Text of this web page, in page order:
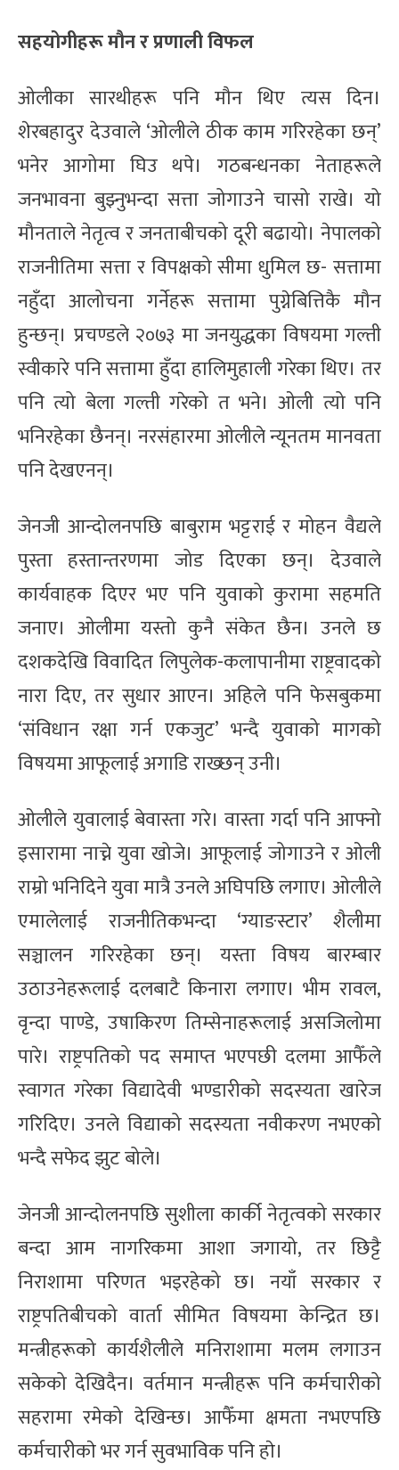
सहयोगीहरू मौन र प्रणाली विफल
ओलीका सारथीहरू पनि मौन थिए त्यस दिन।
शेरबहादुर देउवाले ‘ओलीले ठीक काम गरिरहेका छन्’
भनेर आगोमा घिउ थपे। गठबन्धनका नेताहरूले
जनभावना बुझ्नुभन्दा सत्ता जोगाउने चासो राखे। यो
मौनताले नेतृत्व र जनताबीचको दूरी बढायो। नेपालको
राजनीतिमा सत्ता र विपक्षको सीमा धुमिल छ- सत्तामा
नहुँदा आलोचना गर्नेहरू सत्तामा पुग्नेबित्तिकै मौन
हुन्छन्। प्रचण्डले २०७३ मा जनयुद्धका विषयमा गल्ती
स्वीकारे पनि सत्तामा हुँदा हालिमुहाली गरेका थिए। तर
पनि त्यो बेला गल्ती गरेको त भने। ओली त्यो पनि
भनिरहेका छैनन्। नरसंहारमा ओलीले न्यूनतम मानवता
पनि देखएनन्।
जेनजी आन्दोलनपछि बाबुराम भट्टराई र मोहन वैद्यले
पुस्ता हस्तान्तरणमा जोड दिएका छन्। देउवाले
कार्यवाहक दिएर भए पनि युवाको कुरामा सहमति
जनाए। ओलीमा यस्तो कुनै संकेत छैन। उनले छ
दशकदेखि विवादित लिपुलेक-कलापानीमा राष्ट्रवादको
नारा दिए, तर सुधार आएन। अहिले पनि फेसबुकमा
‘संविधान रक्षा गर्न एकजुट’ भन्दै युवाको मागको
विषयमा आफूलाई अगाडि राख्छन् उनी।
ओलीले युवालाई बेवास्ता गरे। वास्ता गर्दा पनि आफ्नो
इसारामा नाच्ने युवा खोजे। आफूलाई जोगाउने र ओली
राम्रो भनिदिने युवा मात्रै उनले अघिपछि लगाए। ओलीले
एमालेलाई राजनीतिकभन्दा ‘ग्याङस्टार’ शैलीमा
सञ्चालन गरिरहेका छन्। यस्ता विषय बारम्बार
उठाउनेहरूलाई दलबाटै किनारा लगाए। भीम रावल,
वृन्दा पाण्डे, उषाकिरण तिम्सेनाहरूलाई असजिलोमा
पारे। राष्ट्रपतिको पद समाप्त भएपछी दलमा आफैँले
स्वागत गरेका विद्यादेवी भण्डारीको सदस्यता खारेज
गरिदिए। उनले विद्याको सदस्यता नवीकरण नभएको
भन्दै सफेद झुट बोले।
जेनजी आन्दोलनपछि सुशीला कार्की नेतृत्वको सरकार
बन्दा आम नागरिकमा आशा जगायो, तर छिट्टै
निराशामा परिणत भइरहेको छ। नयाँ सरकार र
राष्ट्रपतिबीचको वार्ता सीमित विषयमा केन्द्रित छ।
मन्त्रीहरूको कार्यशैलीले मनिराशामा मलम लगाउन
सकेको देखिदैन। वर्तमान मन्त्रीहरू पनि कर्मचारीको
सहरामा रमेको देखिन्छ। आफैँमा क्षमता नभएपछि
कर्मचारीकाे भर गर्न सुवभाविक पनि हाे।